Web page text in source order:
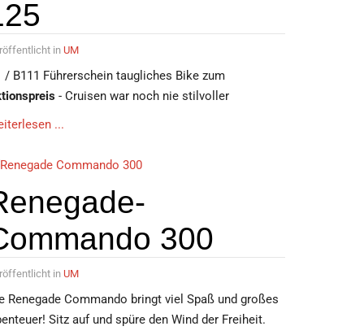
in UM
/ B111 Führerschein taugliches Bike zum
- Cruisen war noch nie stilvoller
...
300
in UM
Renegade Commando bringt viel Spaß und großes
Sitz auf und spüre den Wind der Freiheit.